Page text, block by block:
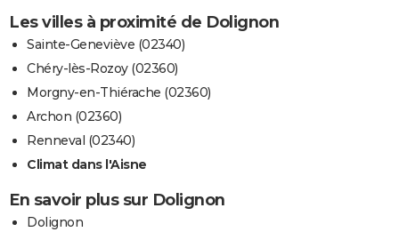
Les villes à proximité de Dolignon
Sainte-Geneviève (02340)
Chéry-lès-Rozoy (02360)
Morgny-en-Thiérache (02360)
Archon (02360)
Renneval (02340)
Climat dans l'Aisne
En savoir plus sur Dolignon
Dolignon